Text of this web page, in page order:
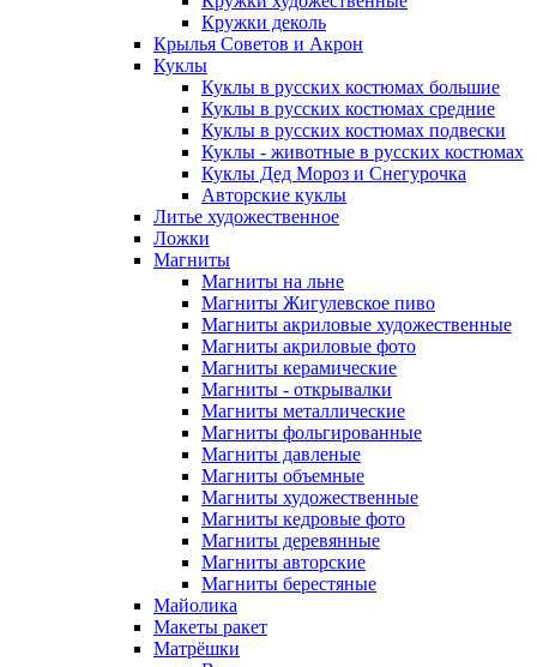
Кружки деколь
Крылья Советов и Акрон
Куклы
Куклы в русских костюмах большие
Куклы в русских костюмах средние
Куклы в русских костюмах подвески
Куклы - животные в русских костюмах
Куклы Дед Мороз и Снегурочка
Авторские куклы
Литье художественное
Ложки
Магниты
Магниты на льне
Магниты Жигулевское пиво
Магниты акриловые художественные
Магниты акриловые фото
Магниты керамические
Магниты - открывалки
Магниты металлические
Магниты фольгированные
Магниты давленые
Магниты объемные
Магниты художественные
Магниты кедровые фото
Магниты деревянные
Магниты авторские
Магниты берестяные
Майолика
Макеты ракет
Матрёшки